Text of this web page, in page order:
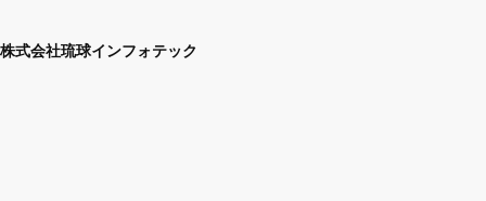
株式会社琉球インフォテック